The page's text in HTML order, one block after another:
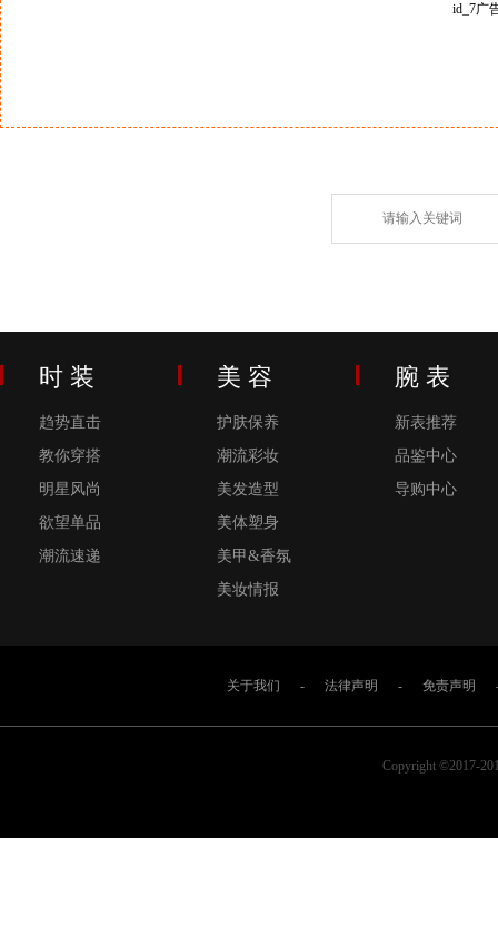
id_7广
时 装
趋势直击
教你穿搭
明星风尚
欲望单品
潮流速递
美 容
护肤保养
潮流彩妆
美发造型
美体塑身
美甲&香氛
美妆情报
腕 表
新表推荐
品鉴中心
导购中心
关于我们 - 法律声明 - 免责声明
Copyright ©2017-